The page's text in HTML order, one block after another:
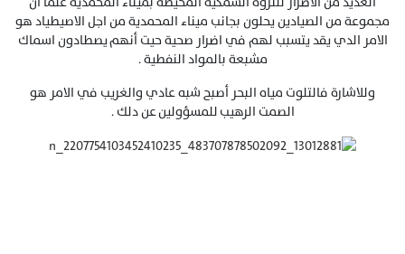
مجموعة من الصيادين يحلون بجانب ميناء المحمدية من اجل الاصيطياد هو
الامر الدي يقد يتسبب لهم في اضرار صحية حيت أنهم يصطادون اسماك
مشبعة بالمواد النفطية .
وللاشارة فالتلوت مياه البحر أصبح شبه عادي والغريب في الامر هو
الصمت الرهيب للمسؤولين عن دلك .